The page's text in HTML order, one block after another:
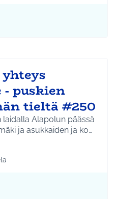
- puskien
tieltä #250
laidalla Alapolun päässä
ja asukkaiden ja ko…
Kehittämisverkosto - Lahela